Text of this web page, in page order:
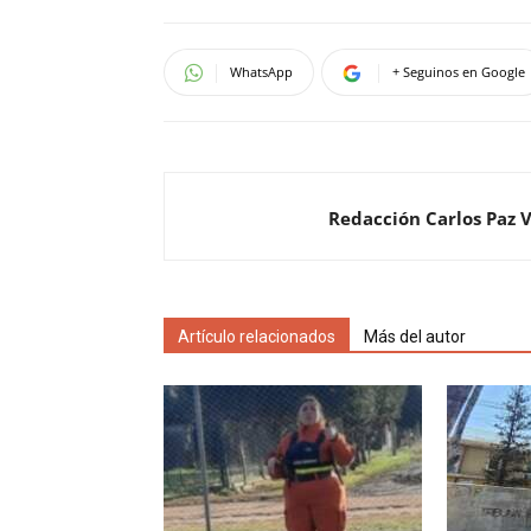
WhatsApp + Seguinos en Google
Redacción Carlos Paz
Artículo relacionados Más del autor